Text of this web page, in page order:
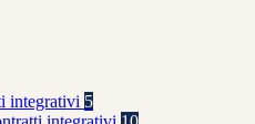
integrativi 5